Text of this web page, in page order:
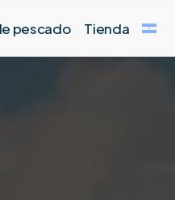
pescado Tienda